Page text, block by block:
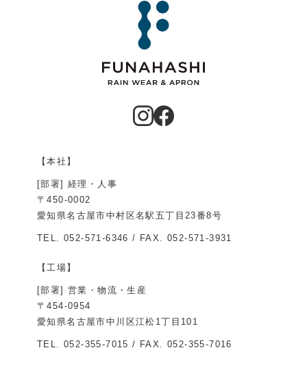
【本社】
[部署] 経理・人事
〒450-0002
愛知県名古屋市中村区名駅五丁目23番8号
TEL. 052-571-6346 / FAX. 052-571-3931
【工場】
[部署] 営業・物流・生産
〒454-0954
愛知県名古屋市中川区江松1丁目101
TEL. 052-355-7015 / FAX. 052-355-7016